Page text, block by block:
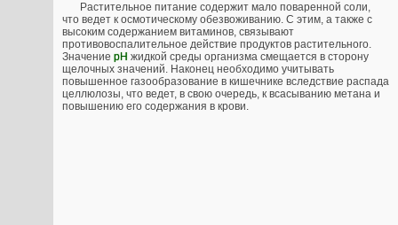
Растительное питание содержит мало поваренной соли,
что ведет к осмотическому обезвоживанию. С этим, а также с
высоким содержанием витаминов, связывают
противовоспалительное действие продуктов растительного.
Значение рН жидкой среды организма смещается в сторону
щелочных значений. Наконец необходимо учитывать
повышенное газообразование в кишечнике вследствие распада
целлюлозы, что ведет, в свою очередь, к всасыванию метана и
повышению его содержания в крови.